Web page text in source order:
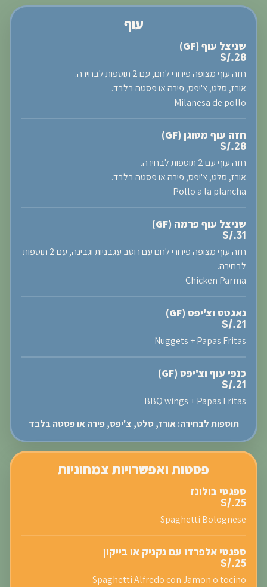
עוף
שניצל עוף (GF)
S/.28
חזה עוף מצופה פירורי לחם, עם 2 תוספות לבחירה.
אורז, סלט, צ'יפס, פירה או פסטה בלבד.
Milanesa de pollo
חזה עוף מטוגן (GF)
S/.28
חזה עוף עם 2 תוספות לבחירה.
אורז, סלט, צ'יפס, פירה או פסטה בלבד.
Pollo a la plancha
שניצל עוף פרמה (GF)
S/.31
חזה עוף מצופה פירורי לחם עם רוטב עגבניות וגבינה, עם 2 תוספות
לבחירה.
Chicken Parma
נאגטס וצ'יפס (GF)
S/.21
Nuggets + Papas Fritas
כנפי עוף וצ'יפס (GF)
S/.21
BBQ wings + Papas Fritas
תוספות לבחירה: אורז, סלט, צ'יפס, פירה או פסטה בלבד
פסטות ואפשרויות צמחוניות
ספגטי בולונז
S/.25
Spaghetti Bolognese
ספגטי אלפרדו עם נקניק או בייקון
S/.25
Spaghetti Alfredo con Jamon o tocino